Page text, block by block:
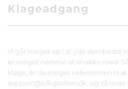
Klageadgang
Vi går meget op i at yde den bedst
er meget nemme at snakke med.
klage, er du meget velkommen til
support@billigbrillen.dk, og så